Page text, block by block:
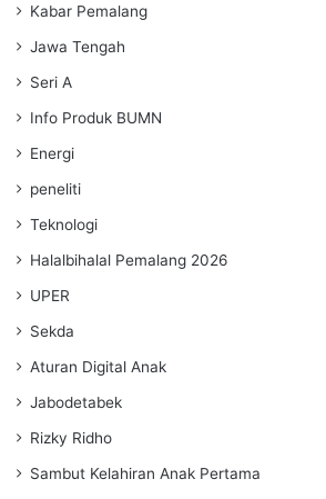
Kabar Pemalang
Jawa Tengah
Seri A
Info Produk BUMN
Energi
peneliti
Teknologi
Halalbihalal Pemalang 2026
UPER
Sekda
Aturan Digital Anak
Jabodetabek
Rizky Ridho
Sambut Kelahiran Anak Pertama